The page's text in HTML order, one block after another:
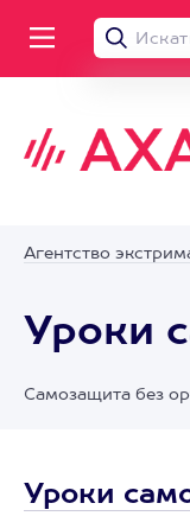
Агентство
Уроки
Самозащита без
Уроки